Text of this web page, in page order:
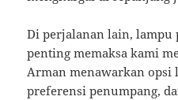
Di perjalanan lain, lampu
penting memaksa kami
Arman menawarkan opsi
preferensi penumpang,